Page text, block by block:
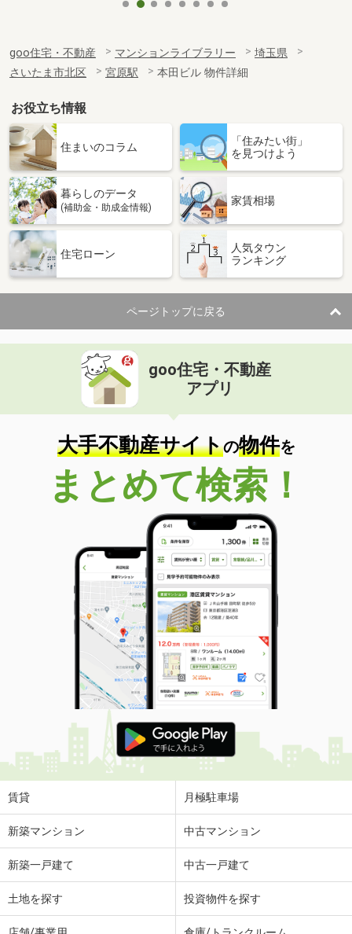
goo住宅・不動産 マンションライブラリー
埼玉県
さいたま市北区
宮原駅 本田ビル 物件詳細
お役立ち情報
住まいのコラム
「住みたい街」
を見つけよう
暮らしのデータ
(補助金・助成金情報)
家賃相場
住宅ローン
人気タウン
ランキング
ページトップに戻る
goo住宅・不動産
アプリ
大手不動産サイトの物件を
まとめて検索！
賃貸 月極駐車場
新築マンション 中古マンション
新築一戸建て 中古一戸建て
土地を探す 投資物件を探す